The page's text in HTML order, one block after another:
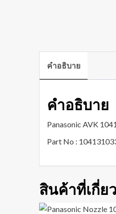
คำอธิบาย
คำอธิบาย
Panasonic AVK
Part No :
สินค้าที่เกี่ย